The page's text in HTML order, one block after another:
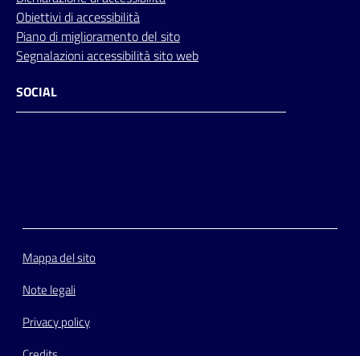
Obiettivi di accessibilità
Piano di miglioramento del sito
Segnalazioni accessibilità sito web
SOCIAL
Mappa del sito
Note legali
Privacy policy